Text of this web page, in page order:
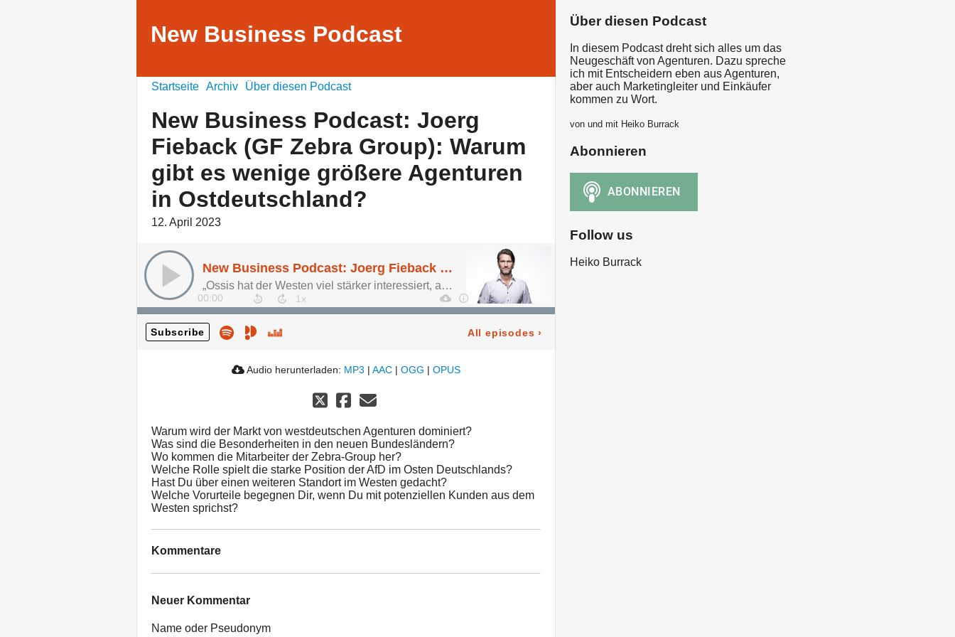
New Business Podcast
Startseite Archiv Über diesen Podcast
New Business Podcast: Joerg
Fieback (GF Zebra Group): Warum
gibt es wenige größere Agenturen
in Ostdeutschland?
12. April 2023
New Business Podcast: Joerg Fieback (GF Zebra Group): Warum gibt es wenige größere Agenturen in Ostdeutschland?
„Ossis hat der Westen viel stärker interessiert, als dies umgekehrt der Fall ist.“
00:00
Subscribe All episodes ›
Audio herunterladen: MP3 | AAC | OGG | OPUS
Warum wird der Markt von westdeutschen Agenturen dominiert?
Was sind die Besonderheiten in den neuen Bundesländern?
Wo kommen die Mitarbeiter der Zebra-Group her?
Welche Rolle spielt die starke Position der AfD im Osten Deutschlands?
Hast Du über einen weiteren Standort im Westen gedacht?
Welche Vorurteile begegnen Dir, wenn Du mit potenziellen Kunden aus dem
Westen sprichst?
Kommentare
Neuer Kommentar
Name oder Pseudonym
Über diesen Podcast
In diesem Podcast dreht sich alles um das
Neugeschäft von Agenturen. Dazu spreche
ich mit Entscheidern eben aus Agenturen,
aber auch Marketingleiter und Einkäufer
kommen zu Wort.
von und mit Heiko Burrack
Abonnieren
Follow us
Heiko Burrack